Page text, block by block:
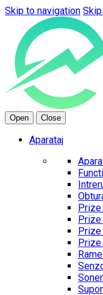
Skip to navigation
Open Close
Aparataj